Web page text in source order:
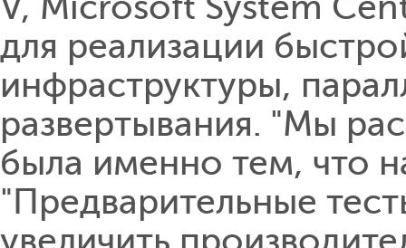
для реализации
инфраструктуры,
развертывания. "Мы
была именно тем, что
"Предварительные